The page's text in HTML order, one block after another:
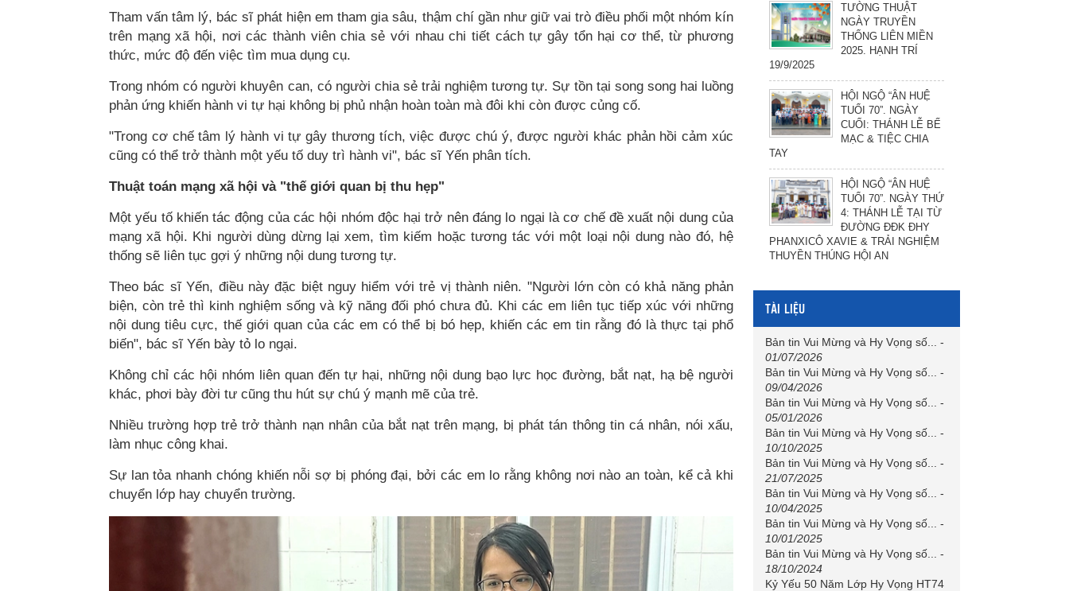
Tham vấn tâm lý, bác sĩ phát hiện em tham gia sâu, thậm chí gần như giữ vai trò điều phối một nhóm kín
trên mạng xã hội, nơi các thành viên chia sẻ với nhau chi tiết cách tự gây tổn hại cơ thể, từ phương
thức, mức độ đến việc tìm mua dụng cụ.
Trong nhóm có người khuyên can, có người chia sẻ trải nghiệm tương tự. Sự tồn tại song song hai luồng
phản ứng khiến hành vi tự hại không bị phủ nhận hoàn toàn mà đôi khi còn được củng cố.
"Trong cơ chế tâm lý hành vi tự gây thương tích, việc được chú ý, được người khác phản hồi cảm xúc
cũng có thể trở thành một yếu tố duy trì hành vi", bác sĩ Yến phân tích.
Thuật toán mạng xã hội và "thế giới quan bị thu hẹp"
Một yếu tố khiến tác động của các hội nhóm độc hại trở nên đáng lo ngại là cơ chế đề xuất nội dung của
mạng xã hội. Khi người dùng dừng lại xem, tìm kiếm hoặc tương tác với một loại nội dung nào đó, hệ
thống sẽ liên tục gợi ý những nội dung tương tự.
Theo bác sĩ Yến, điều này đặc biệt nguy hiểm với trẻ vị thành niên. "Người lớn còn có khả năng phản
biện, còn trẻ thì kinh nghiệm sống và kỹ năng đối phó chưa đủ. Khi các em liên tục tiếp xúc với những
nội dung tiêu cực, thế giới quan của các em có thể bị bó hẹp, khiến các em tin rằng đó là thực tại phổ
biến", bác sĩ Yến bày tỏ lo ngại.
Không chỉ các hội nhóm liên quan đến tự hại, những nội dung bạo lực học đường, bắt nạt, hạ bệ người
khác, phơi bày đời tư cũng thu hút sự chú ý mạnh mẽ của trẻ.
Nhiều trường hợp trẻ trở thành nạn nhân của bắt nạt trên mạng, bị phát tán thông tin cá nhân, nói xấu,
làm nhục công khai.
Sự lan tỏa nhanh chóng khiến nỗi sợ bị phóng đại, bởi các em lo rằng không nơi nào an toàn, kể cả khi
chuyển lớp hay chuyển trường.
TƯỜNG THUẬT
NGÀY TRUYỀN
THỐNG LIÊN MIỀN
2025. HẠNH TRÍ
19/9/2025
HỘI NGỘ “ÂN HUỆ
TUỔI 70”. NGÀY
CUỐI: THÁNH LỄ BẾ
MẠC & TIỆC CHIA
TAY
HỘI NGỘ “ÂN HUỆ
TUỔI 70”. NGÀY THỨ
4: THÁNH LỄ TẠI TỪ
ĐƯỜNG ĐĐK ĐHY
PHANXICÔ XAVIE & TRẢI NGHIỆM
THUYỀN THÚNG HỘI AN
TÀI LIỆU
Bản tin Vui Mừng và Hy Vọng số...
-
01/07/2026
Bản tin Vui Mừng và Hy Vọng số...
-
09/04/2026
Bản tin Vui Mừng và Hy Vọng số...
-
05/01/2026
Bản tin Vui Mừng và Hy Vọng số...
-
10/10/2025
Bản tin Vui Mừng và Hy Vọng số...
-
21/07/2025
Bản tin Vui Mừng và Hy Vọng số...
-
10/04/2025
Bản tin Vui Mừng và Hy Vọng số...
-
10/01/2025
Bản tin Vui Mừng và Hy Vọng số...
-
18/10/2024
Kỷ Yếu 50 Năm Lớp Hy Vọng HT74